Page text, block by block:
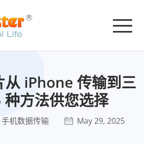
从 iPhone 传输到三
种方法供您选择
手机数据传输 May 29, 2025